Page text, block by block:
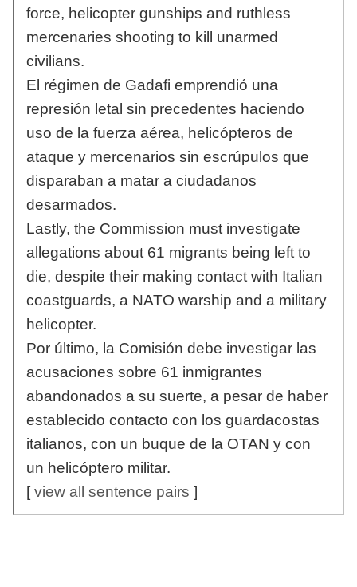
force, helicopter gunships and ruthless
mercenaries shooting to kill unarmed
civilians.
El régimen de Gadafi emprendió una
represión letal sin precedentes haciendo
uso de la fuerza aérea, helicópteros de
ataque y mercenarios sin escrúpulos que
disparaban a matar a ciudadanos
desarmados.
Lastly, the Commission must investigate
allegations about 61 migrants being left to
die, despite their making contact with Italian
coastguards, a NATO warship and a military
helicopter.
Por último, la Comisión debe investigar las
acusaciones sobre 61 inmigrantes
abandonados a su suerte, a pesar de haber
establecido contacto con los guardacostas
italianos, con un buque de la OTAN y con
un helicóptero militar.
[view all sentence pairs ]